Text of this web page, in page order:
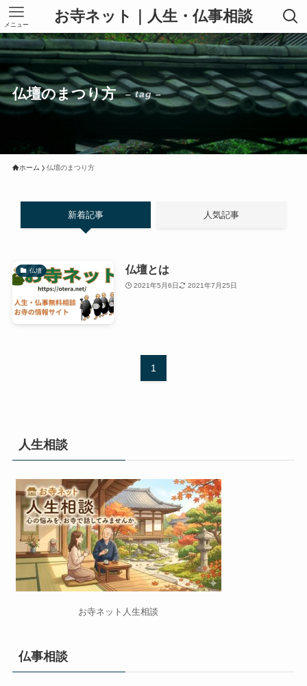
お寺ネット｜人生・仏事相談
メニュー
仏壇のまつり方 – tag –
ホーム 仏壇のまつり方
新着記事 人気記事
仏壇 仏壇とは
2021年5月6日 2021年7月25日
1
人生相談
お寺ネット人生相談
仏事相談